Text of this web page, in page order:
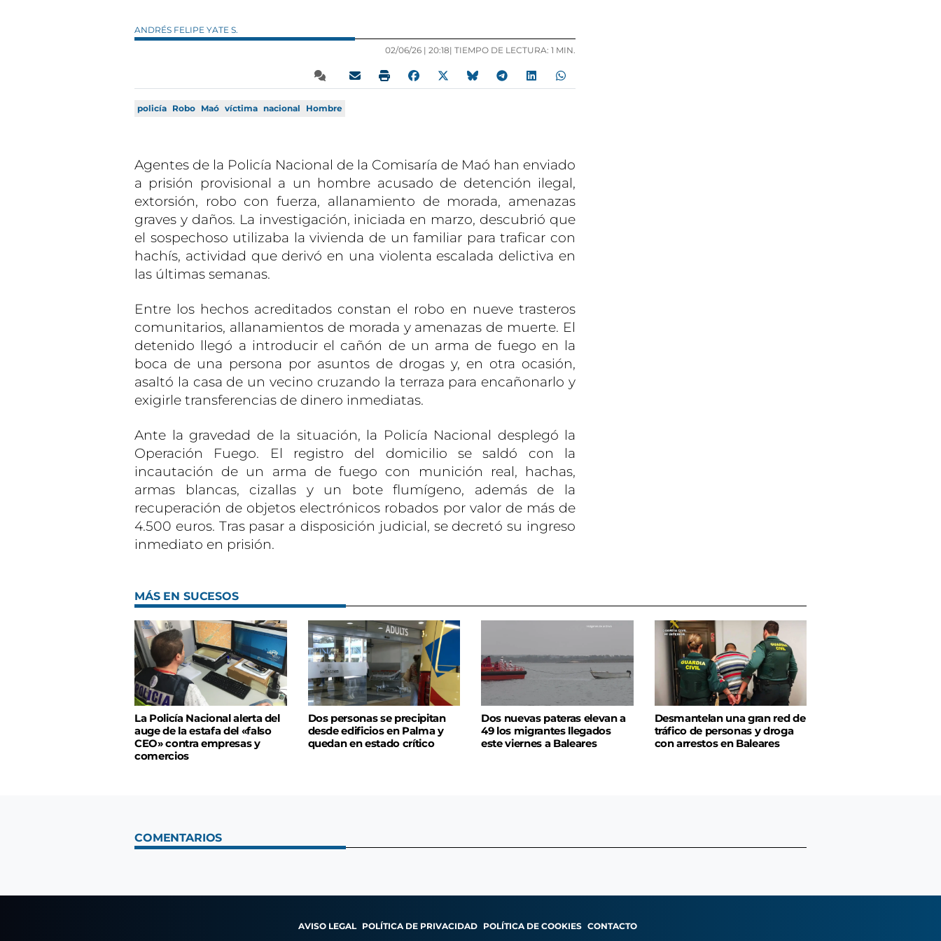
ANDRÉS FELIPE YATE S.
02/06/26 | 20:18| TIEMPO DE LECTURA: 1 MIN.
policía Robo Maó víctima nacional Hombre
Agentes de la Policía Nacional de la Comisaría de Maó han enviado
a prisión provisional a un hombre acusado de detención ilegal,
extorsión, robo con fuerza, allanamiento de morada, amenazas
graves y daños. La investigación, iniciada en marzo, descubrió que
el sospechoso utilizaba la vivienda de un familiar para traficar con
hachís, actividad que derivó en una violenta escalada delictiva en
las últimas semanas.
Entre los hechos acreditados constan el robo en nueve trasteros
comunitarios, allanamientos de morada y amenazas de muerte. El
detenido llegó a introducir el cañón de un arma de fuego en la
boca de una persona por asuntos de drogas y, en otra ocasión,
asaltó la casa de un vecino cruzando la terraza para encañonarlo y
exigirle transferencias de dinero inmediatas.
Ante la gravedad de la situación, la Policía Nacional desplegó la
Operación Fuego. El registro del domicilio se saldó con la
incautación de un arma de fuego con munición real, hachas,
armas blancas, cizallas y un bote flumígeno, además de la
recuperación de objetos electrónicos robados por valor de más de
4.500 euros. Tras pasar a disposición judicial, se decretó su ingreso
inmediato en prisión.
MÁS EN SUCESOS
La Policía Nacional alerta del
auge de la estafa del «falso
CEO» contra empresas y
comercios
Dos personas se precipitan
desde edificios en Palma y
quedan en estado crítico
Dos nuevas pateras elevan a
49 los migrantes llegados
este viernes a Baleares
Desmantelan una gran red de
tráfico de personas y droga
con arrestos en Baleares
COMENTARIOS
AVISO LEGAL POLÍTICA DE PRIVACIDAD POLÍTICA DE COOKIES CONTACTO